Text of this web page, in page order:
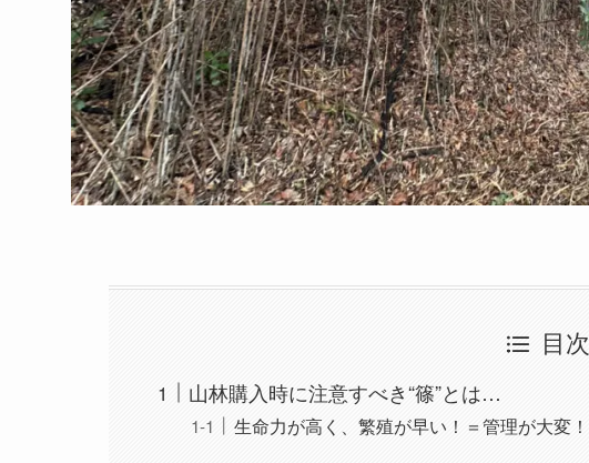
目次
山林購入時に注意すべき“篠”とは…
生命力が高く、繁殖が早い！＝管理が大変！